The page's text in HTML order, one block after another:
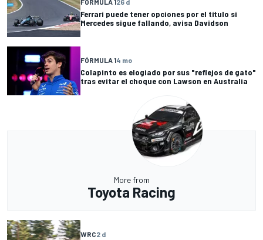
FÓRMULA 126 d
Ferrari puede tener opciones por el título si
Mercedes sigue fallando, avisa Davidson
FÓRMULA 14 mo
Colapinto es elogiado por sus "reflejos de gato"
tras evitar el choque con Lawson en Australia
More from
Toyota Racing
WRC2 d